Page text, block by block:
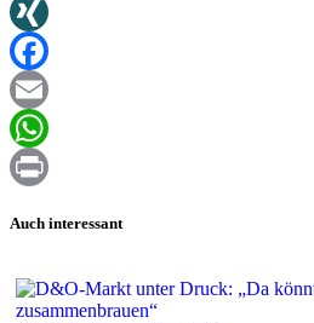
Twitter
XING
Facebook
Email
WhatsApp
Auch interessant